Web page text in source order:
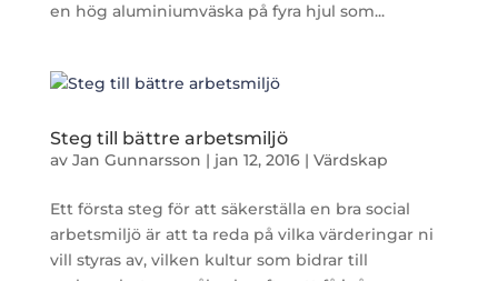
en hög aluminiumväska på fyra hjul som...
Steg till bättre arbetsmiljö
av Jan Gunnarsson | jan 12, 2016| Värdskap
Ett första steg för att säkerställa en bra social
arbetsmiljö är att ta reda på vilka värderingar ni
vill styras av, vilken kultur som bidrar till